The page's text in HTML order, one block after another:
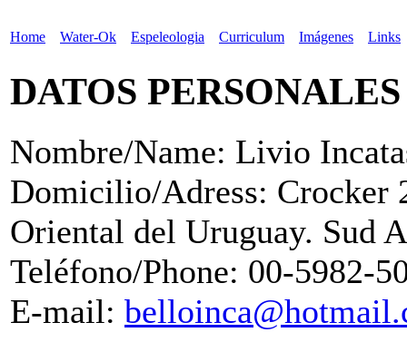
Home Water-Ok Espeleologia Curriculum Imágenes Links
DATOS PERSONALES
Nombre/Name: Livio
Domicilio/Adress: Crocker
Oriental del Uruguay. Sud
Teléfono/Phone: 00-5982-
E-mail: